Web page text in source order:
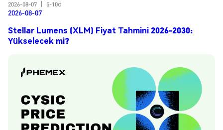
2026-08-07
5-10d
2026-08-07
Stellar Lumens (XLM) Fiyat Tahmini 2026-2030:
Yükselecek mi?